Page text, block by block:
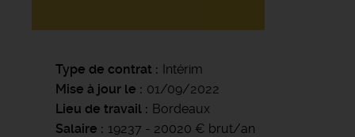
Type de contrat
Intérim
Mise à jour le
01/09/2022
Lieu de travail
Bordeaux
Salaire
19237 - 20020 € brut/an